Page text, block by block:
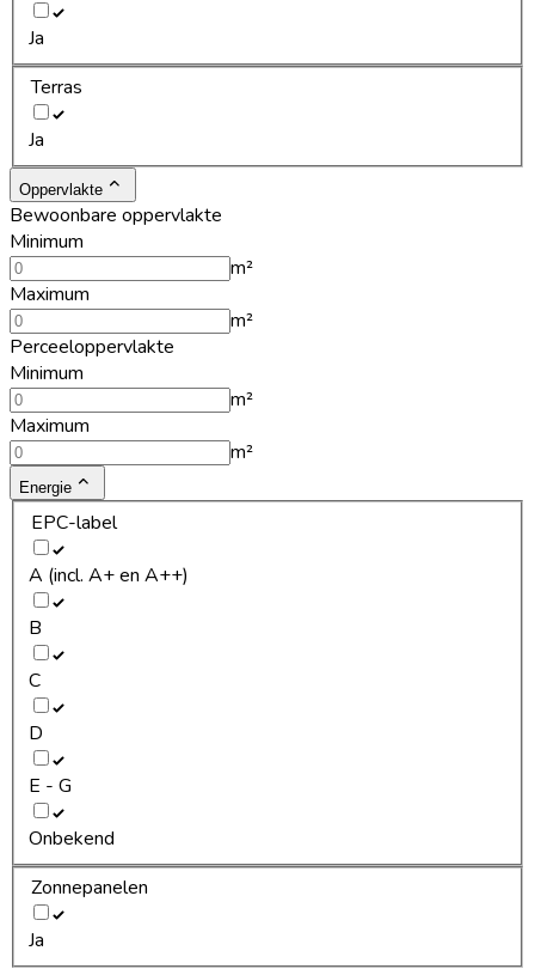
Ja
Terras
Ja
Oppervlakte
Bewoonbare oppervlakte
Minimum
m²
Maximum
m²
Perceeloppervlakte
Minimum
m²
Maximum
m²
Energie
EPC-label
A (incl. A+ en A++)
B
C
D
E - G
Onbekend
Zonnepanelen
Ja